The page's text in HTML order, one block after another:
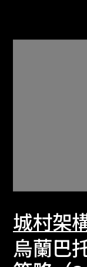
城村架
烏蘭巴
关于M+
探索世界
文化藏品。